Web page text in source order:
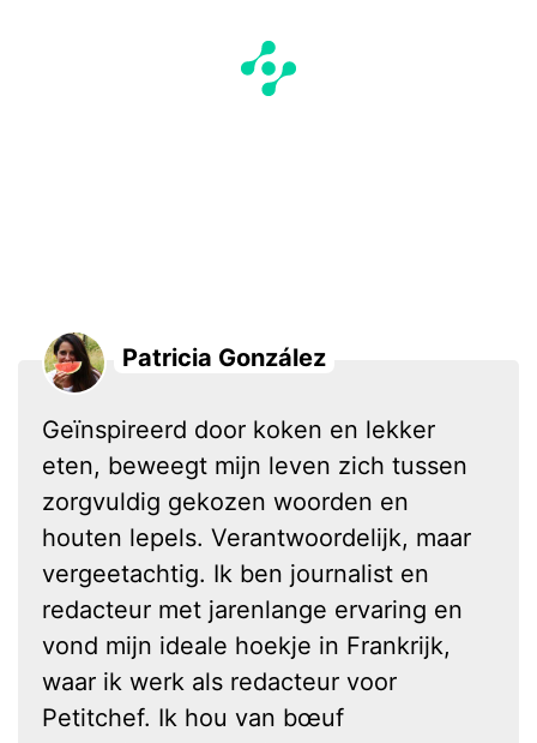
Patricia González
Geïnspireerd door koken en lekker
eten, beweegt mijn leven zich tussen
zorgvuldig gekozen woorden en
houten lepels. Verantwoordelijk, maar
vergeetachtig. Ik ben journalist en
redacteur met jarenlange ervaring en
vond mijn ideale hoekje in Frankrijk,
waar ik werk als redacteur voor
Petitchef. Ik hou van bœuf